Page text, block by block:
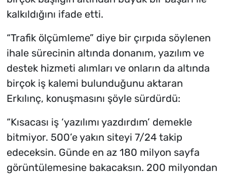
kalkıldığını ifade etti.
“Trafik ölçümleme” diye bir çırpıda söylenen
ihale sürecinin altında donanım, yazılım ve
destek hizmeti alımları ve onların da altında
birçok iş kalemi bulunduğunu aktaran
Erkılınç, konuşmasını şöyle sürdürdü:
“Kısacası iş ‘yazılımı yazdırdım’ demekle
bitmiyor. 500’e yakın siteyi 7/24 takip
edeceksin. Günde en az 180 milyon sayfa
görüntülemesine bakacaksın. 200 milyondan